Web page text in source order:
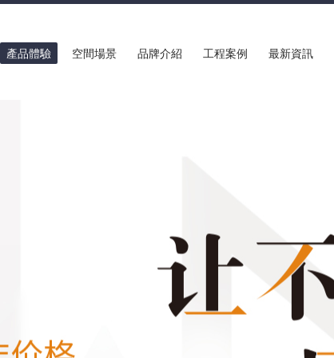
產品體驗 空間場景 品牌介紹 工程案例 最新資訊